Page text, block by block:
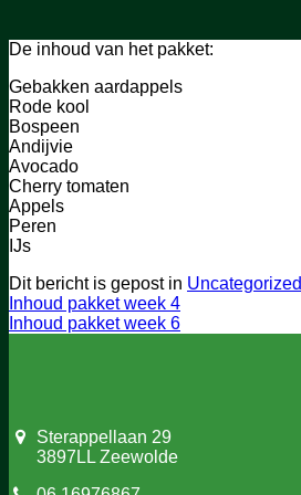
De inhoud van het pakket:
Gebakken aardappels
Rode kool
Bospeen
Andijvie
Avocado
Cherry tomaten
Appels
Peren
IJs
Dit bericht is gepost in Uncategorized
Inhoud pakket week 4
Inhoud pakket week 6
Sterappellaan 29
3897LL Zeewolde